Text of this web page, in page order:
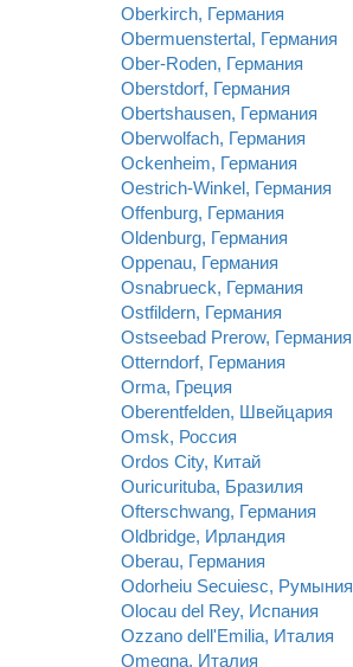
Oberkirch, Германия
Obermuenstertal, Германия
Ober-Roden, Германия
Oberstdorf, Германия
Obertshausen, Германия
Oberwolfach, Германия
Ockenheim, Германия
Oestrich-Winkel, Германия
Offenburg, Германия
Oldenburg, Германия
Oppenau, Германия
Osnabrueck, Германия
Ostfildern, Германия
Ostseebad Prerow, Германия
Otterndorf, Германия
Orma, Греция
Oberentfelden, Швейцария
Omsk, Россия
Ordos City, Китай
Ouricurituba, Бразилия
Ofterschwang, Германия
Oldbridge, Ирландия
Oberau, Германия
Odorheiu Secuiesc, Румыния
Olocau del Rey, Испания
Ozzano dell'Emilia, Италия
Omegna, Италия